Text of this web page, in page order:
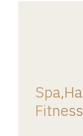
Fitness